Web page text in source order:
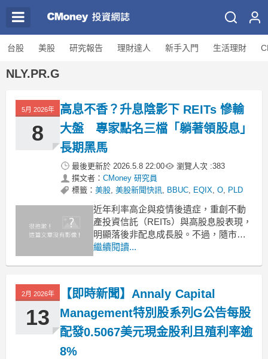
台股 美股 研究報告 理財達人 新手入門 生活理財
NLY.PR.G
5月 2026年
8
高息不香？升息陰影下 REITs 慘輸
大盤 專家點名三檔「躺著領股息」
長期黑馬
最後更新於 2026.5.8 22:00 瀏覽人次 :383
撰文者： CMoney 研究員
標籤： 美股, 美股新聞快訊, BBUC, EQIX, O, PLD
近年利率高企與疫情後遺症，重創不動
產投資信託（REITs）與高股息股表現，
明顯落後非配息成長股。不過，隨市場
開始押注利率見頂，加上AI基礎建設與
收益標的。 .badgeprice-container {
繼續閱讀...
2月 2026年
13
【即時新聞】Annaly Capital
Management特別股系列G公告每股
配發0.5067美元現金股利且殖利率逾
8%